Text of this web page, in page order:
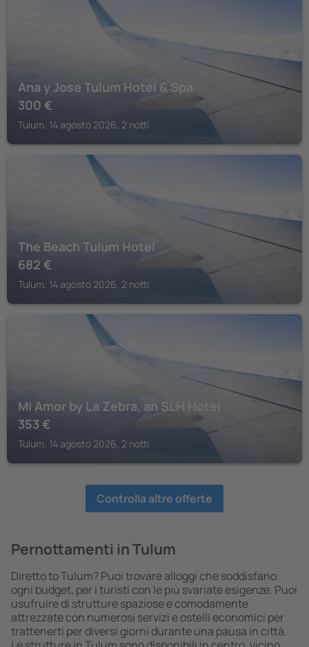
Ana y Jose Tulum Hotel & Spa
300 €
Tulum, 14 agosto 2026, 2 notti
The Beach Tulum Hotel
682 €
Tulum, 14 agosto 2026, 2 notti
Mi Amor by La Zebra, an SLH Hotel
353 €
Tulum, 14 agosto 2026, 2 notti
Controlla altre offerte
Pernottamenti in Tulum
Diretto to Tulum? Puoi trovare alloggi che soddisfano
ogni budget, per i turisti con le più svariate esigenze. Puoi
usufruire di strutture spaziose e comodamente
attrezzate con numerosi servizi e ostelli economici per
trattenerti per diversi giorni durante una pausa in città.